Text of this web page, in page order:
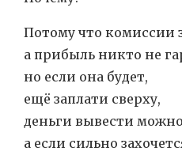
Потому что комиссии
а прибыль никто не
но если она будет,
ещё заплати сверху,
деньги вывести можно
а если сильно